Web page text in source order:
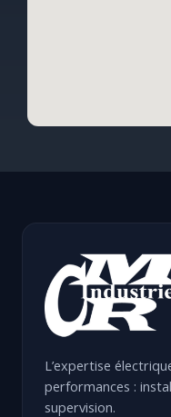
L’expertise
performances :
supervision.